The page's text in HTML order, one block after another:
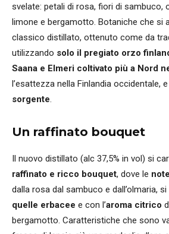
svelate: petali di rosa, fiori di sambuco,
limone e bergamotto. Botaniche che si
classico distillato, ottenuto come da
utilizzando solo il pregiato orzo
Saana e Elmeri coltivato più a Nord
l’esattezza nella Finlandia occidentale, e
sorgente.
Un raffinato bouquet
Il nuovo distillato (alc 37,5% in vol) si
raffinato e ricco bouquet, dove le
dalla rosa dal sambuco e dall’olmaria,
quelle erbacee e con l’aroma citrico
bergamotto. Caratteristiche che sono